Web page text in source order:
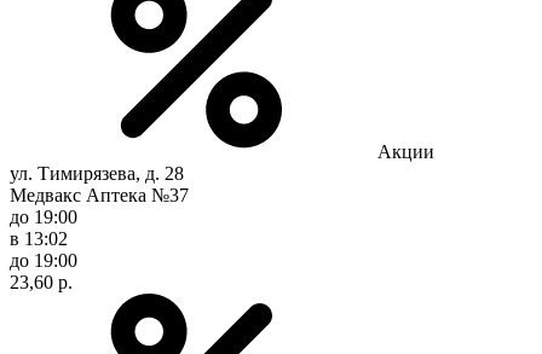
Акции
ул. Тимирязева, д. 28
Медвакс Аптека №37
до 19:00
в 13:02
до 19:00
23,60 р.